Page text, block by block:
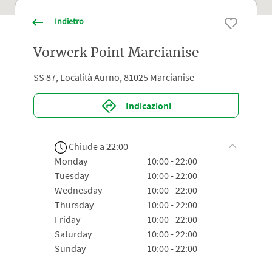
Indietro
Vorwerk Point Marcianise
SS 87, Località Aurno, 81025 Marcianise
Indicazioni
Chiude a 22:00
monday
10:00 - 22:00
tuesday
10:00 - 22:00
wednesday
10:00 - 22:00
thursday
10:00 - 22:00
friday
10:00 - 22:00
saturday
10:00 - 22:00
sunday
10:00 - 22:00